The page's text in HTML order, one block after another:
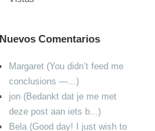
Nuevos Comentarios
Margaret (You didn’t feed me
conclusions —...)
jon (Bedankt dat je me met
deze post aan iets b...)
Bela (Good day! I just wish to